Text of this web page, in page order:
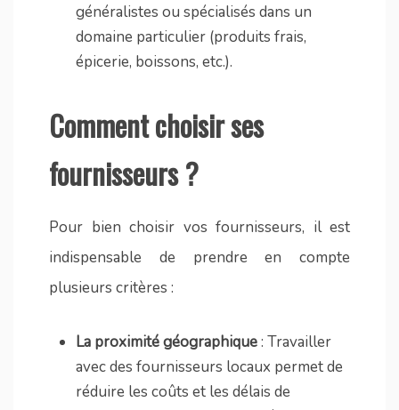
généralistes ou spécialisés dans un
domaine particulier (produits frais,
épicerie, boissons, etc.).
Comment choisir ses
fournisseurs ?
Pour bien choisir vos fournisseurs, il est
indispensable de prendre en compte
plusieurs critères :
La proximité géographique: Travailler
avec des fournisseurs locaux permet de
réduire les coûts et les délais de